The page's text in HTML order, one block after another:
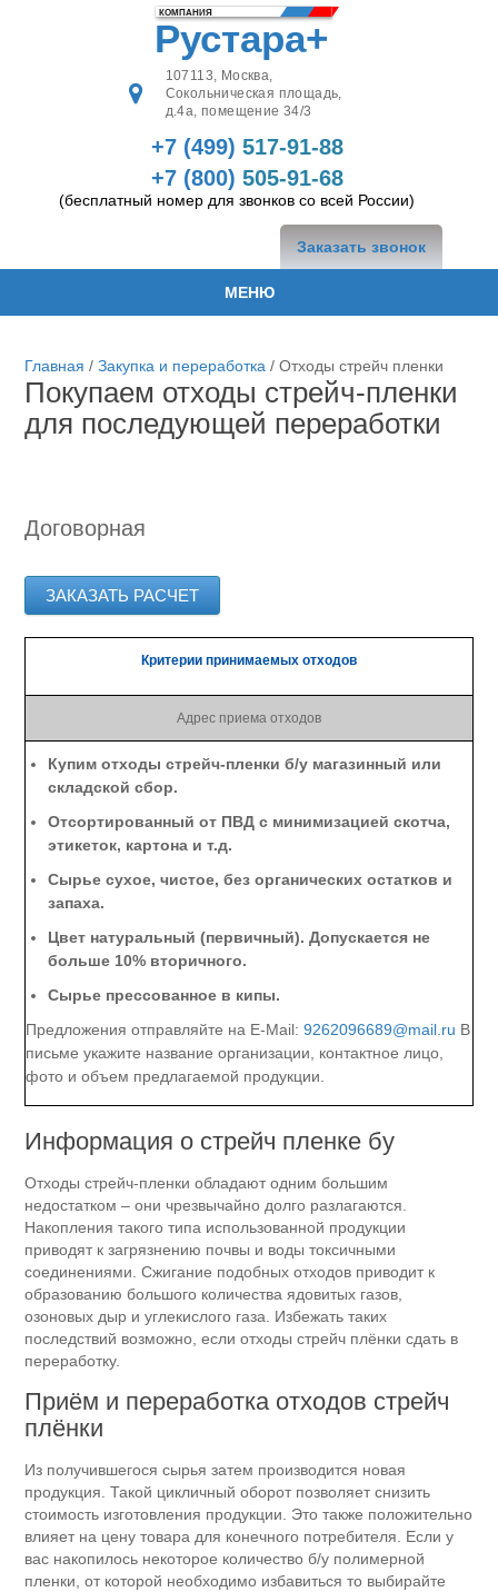
КОМПАНИЯ
Рустара+
107113, Москва,
Сокольническая площадь,
д.4а, помещение 34/3
+7 (499) 517-91-88
+7 (800) 505-91-68
(бесплатный номер для звонков со всей России)
Заказать звонок
МЕНЮ
Главная /Закупка и переработка /Отходы стрейч пленки
Покупаем отходы стрейч-пленки
для последующей переработки
Договорная
ЗАКАЗАТЬ РАСЧЕТ
Критерии принимаемых отходов
Адрес приема отходов
Купим отходы стрейч-пленки б/у магазинный или
складской сбор.
Отсортированный от ПВД с минимизацией скотча,
этикеток, картона и т.д.
Сырье сухое, чистое, без органических остатков и
запаха.
Цвет натуральный (первичный). Допускается не
больше 10% вторичного.
Сырье прессованное в кипы.
Предложения отправляйте на E-Mail:9262096689@mail.ru В
письме укажите название организации, контактное лицо,
фото и объем предлагаемой продукции.
Информация о стрейч пленке бу
Отходы стрейч-пленки обладают одним большим
недостатком – они чрезвычайно долго разлагаются.
Накопления такого типа использованной продукции
приводят к загрязнению почвы и воды токсичными
соединениями. Сжигание подобных отходов приводит к
образованию большого количества ядовитых газов,
озоновых дыр и углекислого газа. Избежать таких
последствий возможно, если отходы стрейч плёнки сдать в
переработку.
Приём и переработка отходов стрейч
плёнки
Из получившегося сырья затем производится новая
продукция. Такой цикличный оборот позволяет снизить
стоимость изготовления продукции. Это также положительно
влияет на цену товара для конечного потребителя. Если у
вас накопилось некоторое количество б/у полимерной
пленки, от которой необходимо избавиться то выбирайте